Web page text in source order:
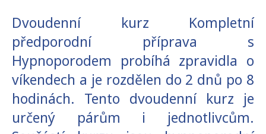
Dvoudenní kurz Kompletní
předporodní příprava s
Hypnoporodem probíhá zpravidla o
víkendech a je rozdělen do 2 dnů po 8
hodinách. Tento dvoudenní kurz je
určený párům i jednotlivcům.